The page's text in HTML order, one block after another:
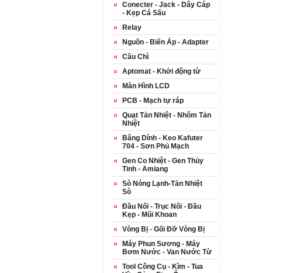
Conecter - Jack - Dây Cáp
- Kẹp Cá Sấu
Relay
Nguồn - Biến Áp - Adapter
Cầu Chì
Aptomat - Khởi động từ
Màn Hình LCD
PCB - Mạch tự ráp
Quạt Tản Nhiệt - Nhôm Tản
Nhiệt
Băng Dính - Keo Kafuter
704 - Sơn Phủ Mạch
Gen Co Nhiệt - Gen Thủy
Tinh - Amiang
Sò Nóng Lạnh-Tản Nhiệt
Sò
Đầu Nối - Trục Nối - Đầu
Kẹp - Mũi Khoan
Vòng Bị - Gối Đỡ Vòng Bị
Máy Phun Sương - Máy
Bơm Nước - Van Nước Từ
Tool Công Cụ - Kìm - Tua